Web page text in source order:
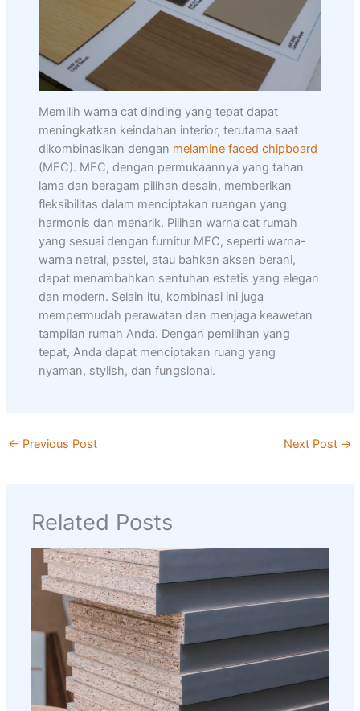
Memilih warna cat dinding yang tepat dapat
meningkatkan keindahan interior, terutama saat
dikombinasikan dengan melamine faced chipboard
(MFC). MFC, dengan permukaannya yang tahan
lama dan beragam pilihan desain, memberikan
fleksibilitas dalam menciptakan ruangan yang
harmonis dan menarik. Pilihan warna cat rumah
yang sesuai dengan furnitur MFC, seperti warna-
warna netral, pastel, atau bahkan aksen berani,
dapat menambahkan sentuhan estetis yang elegan
dan modern. Selain itu, kombinasi ini juga
mempermudah perawatan dan menjaga keawetan
tampilan rumah Anda. Dengan pemilihan yang
tepat, Anda dapat menciptakan ruang yang
nyaman, stylish, dan fungsional.
← Previous Post Next Post →
Related Posts